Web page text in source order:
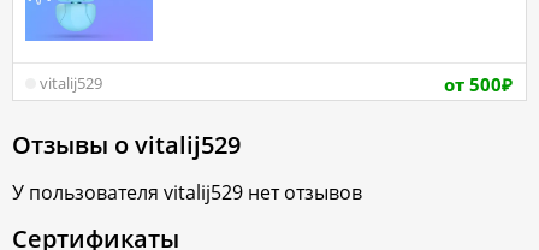
от 500₽
vitalij529
Отзывы оvitalij529
У пользователя vitalij529 нет отзывов
Сертификаты